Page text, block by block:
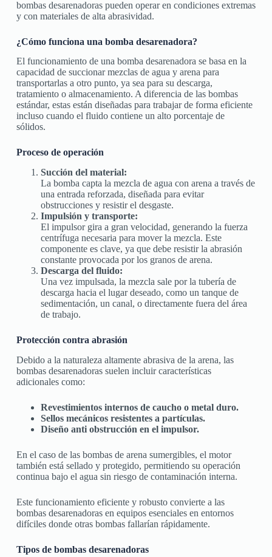
bombas desarenadoras pueden operar en condiciones extremas
y con materiales de alta abrasividad.
¿Cómo funciona una bomba desarenadora?
El funcionamiento de una bomba desarenadora se basa en la
capacidad de succionar mezclas de agua y arena para
transportarlas a otro punto, ya sea para su descarga,
tratamiento o almacenamiento. A diferencia de las bombas
estándar, estas están diseñadas para trabajar de forma eficiente
incluso cuando el fluido contiene un alto porcentaje de
sólidos.
Proceso de operación
Succión del material:
La bomba capta la mezcla de agua con arena a través de
una entrada reforzada, diseñada para evitar
obstrucciones y resistir el desgaste.
Impulsión y transporte:
El impulsor gira a gran velocidad, generando la fuerza
centrífuga necesaria para mover la mezcla. Este
componente es clave, ya que debe resistir la abrasión
constante provocada por los granos de arena.
Descarga del fluido:
Una vez impulsada, la mezcla sale por la tubería de
descarga hacia el lugar deseado, como un tanque de
sedimentación, un canal, o directamente fuera del área
de trabajo.
Protección contra abrasión
Debido a la naturaleza altamente abrasiva de la arena, las
bombas desarenadoras suelen incluir características
adicionales como:
Revestimientos internos de caucho o metal duro.
Sellos mecánicos resistentes a partículas.
Diseño anti obstrucción en el impulsor.
En el caso de las bombas de arena sumergibles, el motor
también está sellado y protegido, permitiendo su operación
continua bajo el agua sin riesgo de contaminación interna.
Este funcionamiento eficiente y robusto convierte a las
bombas desarenadoras en equipos esenciales en entornos
difíciles donde otras bombas fallarían rápidamente.
Tipos de bombas desarenadoras